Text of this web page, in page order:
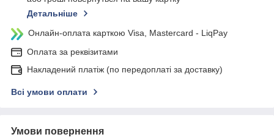
Детальніше
Онлайн-оплата карткою Visa, Mastercard - LiqPay
Оплата за реквізитами
Накладений платіж (по передоплаті за доставку)
Всі умови оплати
Умови повернення